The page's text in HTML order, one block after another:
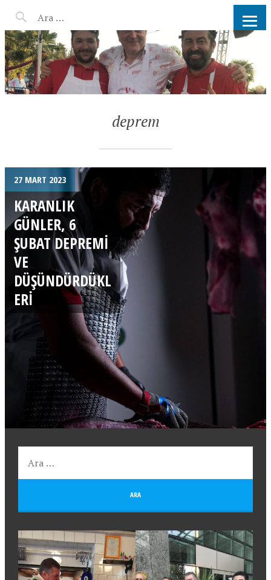
AHMET KATER KÖMÜR
ATEŞINDE BARBEKÜ, IZGARA,
MANGAL PARTISI
HIZMETLERI
deprem
27 MART 2023
KARANLIK
GÜNLER, 6
ŞUBAT DEPREMI
VE
DÜŞÜNDÜRDÜKL
ERI